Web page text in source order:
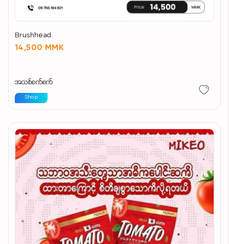
အသားအရေ၏ ကျုံ့ဆန့်နိုင်စွမ်းကို ပြန်လည်အားဖြည့်
ပေးသည်"
Brushhead
14,500 MMK
အသစ်စက်စက်
Shop